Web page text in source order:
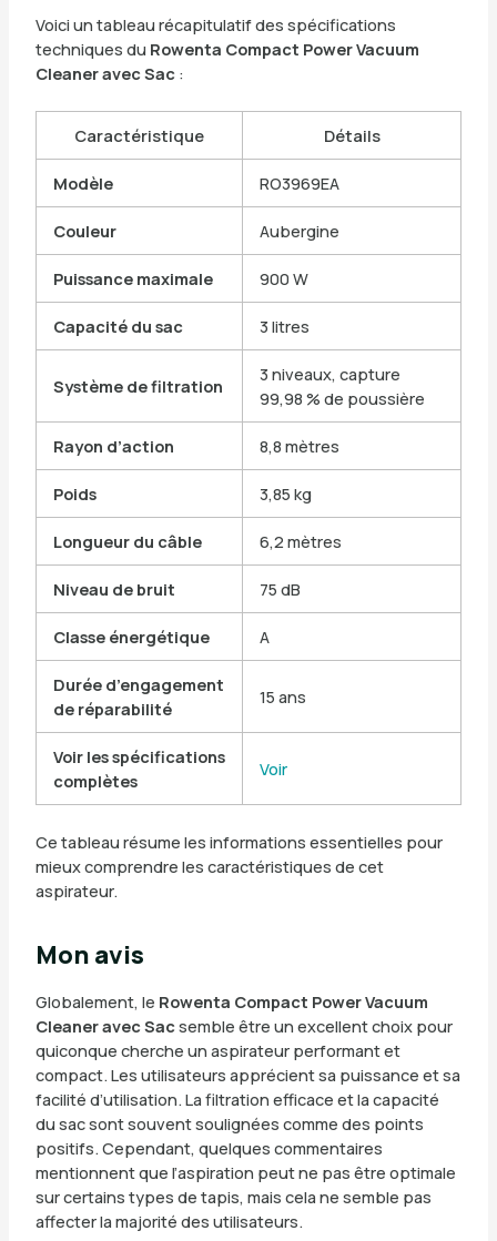
Voici un tableau récapitulatif des spécifications
techniques du Rowenta Compact Power Vacuum
Cleaner avec Sac:
Caractéristique Détails
Modèle RO3969EA
Couleur Aubergine
Puissance maximale 900 W
Capacité du sac 3 litres
Système de filtration
3 niveaux, capture
99,98 % de poussière
Rayon d’action 8,8 mètres
Poids 3,85 kg
Longueur du câble 6,2 mètres
Niveau de bruit 75 dB
Classe énergétique A
Durée d’engagement
de réparabilité
15 ans
Voir les spécifications
complètes
Voir
Ce tableau résume les informations essentielles pour
mieux comprendre les caractéristiques de cet
aspirateur.
Mon avis
Globalement, le Rowenta Compact Power Vacuum
Cleaner avec Sacsemble être un excellent choix pour
quiconque cherche un aspirateur performant et
compact. Les utilisateurs apprécient sa puissance et sa
facilité d’utilisation. La filtration efficace et la capacité
du sac sont souvent soulignées comme des points
positifs. Cependant, quelques commentaires
mentionnent que l’aspiration peut ne pas être optimale
sur certains types de tapis, mais cela ne semble pas
affecter la majorité des utilisateurs.